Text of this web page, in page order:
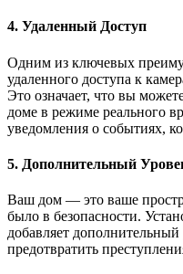
4. Удаленный Доступ
Одним из ключевых
удаленного доступа к
Это означает, что вы
доме в режиме реального
уведомления о событиях,
5. Дополнительный
Ваш дом — это ваше
было в безопасности.
добавляет
предотвратить